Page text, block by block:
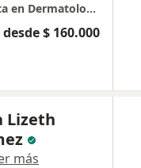
Jhonatan Quintero Ossa Especialista en Dermatología
desde $ 160.000
Lizeth
más